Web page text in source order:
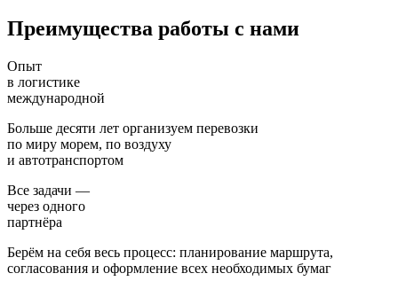
Преимущества работы с нами
Опыт
в логистике
международной
Больше десяти лет организуем перевозки
по миру морем, по воздуху
и автотранспортом
Все задачи —
через одного
партнёра
Берём на себя весь процесс: планирование маршрута,
согласования и оформление всех необходимых бумаг